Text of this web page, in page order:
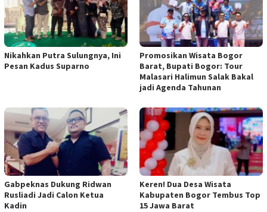
Nikahkan Putra Sulungnya, Ini
Pesan Kadus Suparno
Promosikan Wisata Bogor
Barat, Bupati Bogor: Tour
Malasari Halimun Salak Bakal
jadi Agenda Tahunan
Gabpeknas Dukung Ridwan
Rusliadi Jadi Calon Ketua
Kadin
Keren! Dua Desa Wisata
Kabupaten Bogor Tembus Top
15 Jawa Barat